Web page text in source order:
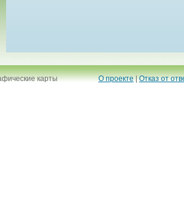
карты О проекте|Отказ от